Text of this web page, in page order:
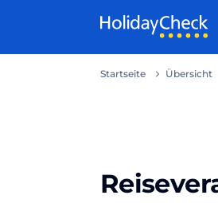
Startseite Übersicht